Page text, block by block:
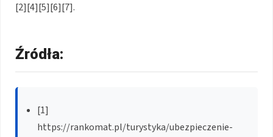
[2][4][5][6][7].
Źródła:
[1]
https://rankomat.pl/turystyka/ubezpieczenie-